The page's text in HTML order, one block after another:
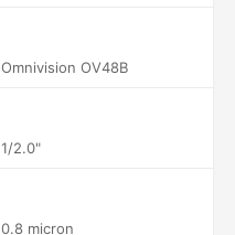
Omnivision OV48B
1/2.0"
0.8 micron